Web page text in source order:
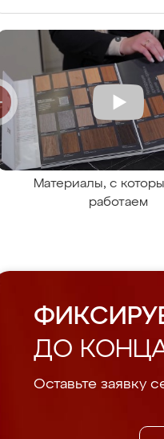
Материалы, с
работаем
ДО
Оставьте заявку